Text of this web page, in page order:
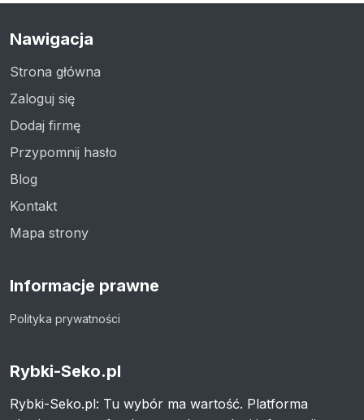
Nawigacja
Strona główna
Zaloguj się
Dodaj firmę
Przypomnij hasło
Blog
Kontakt
Mapa strony
Informacje prawne
Polityka prywatności
Rybki-Seko.pl
Rybki-Seko.pl: Tu wybór ma wartość. Platforma